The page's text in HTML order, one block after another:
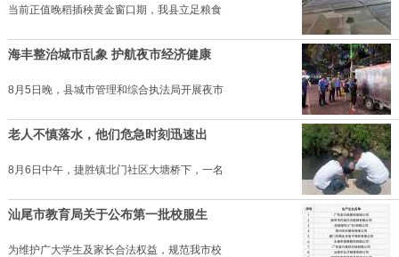
当前正值晚稻插秧黄金窗口期，我县立足粮食
海丰整治城市乱象 护航夜市经济健康
8月5日晚，县城市管理和综合执法局开展夜市
老人不慎落水，他们危急时刻迅速出
8月6日中午，捷胜镇北门社区大塘桥下，一名
汕尾市教育局关于公布第一批校服生
为维护广大学生及家长合法权益，规范我市校